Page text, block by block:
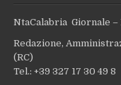
NtaCalabria Giornale –
Redazione,
(RC)
Tel.: +39 327 17 30 49 8